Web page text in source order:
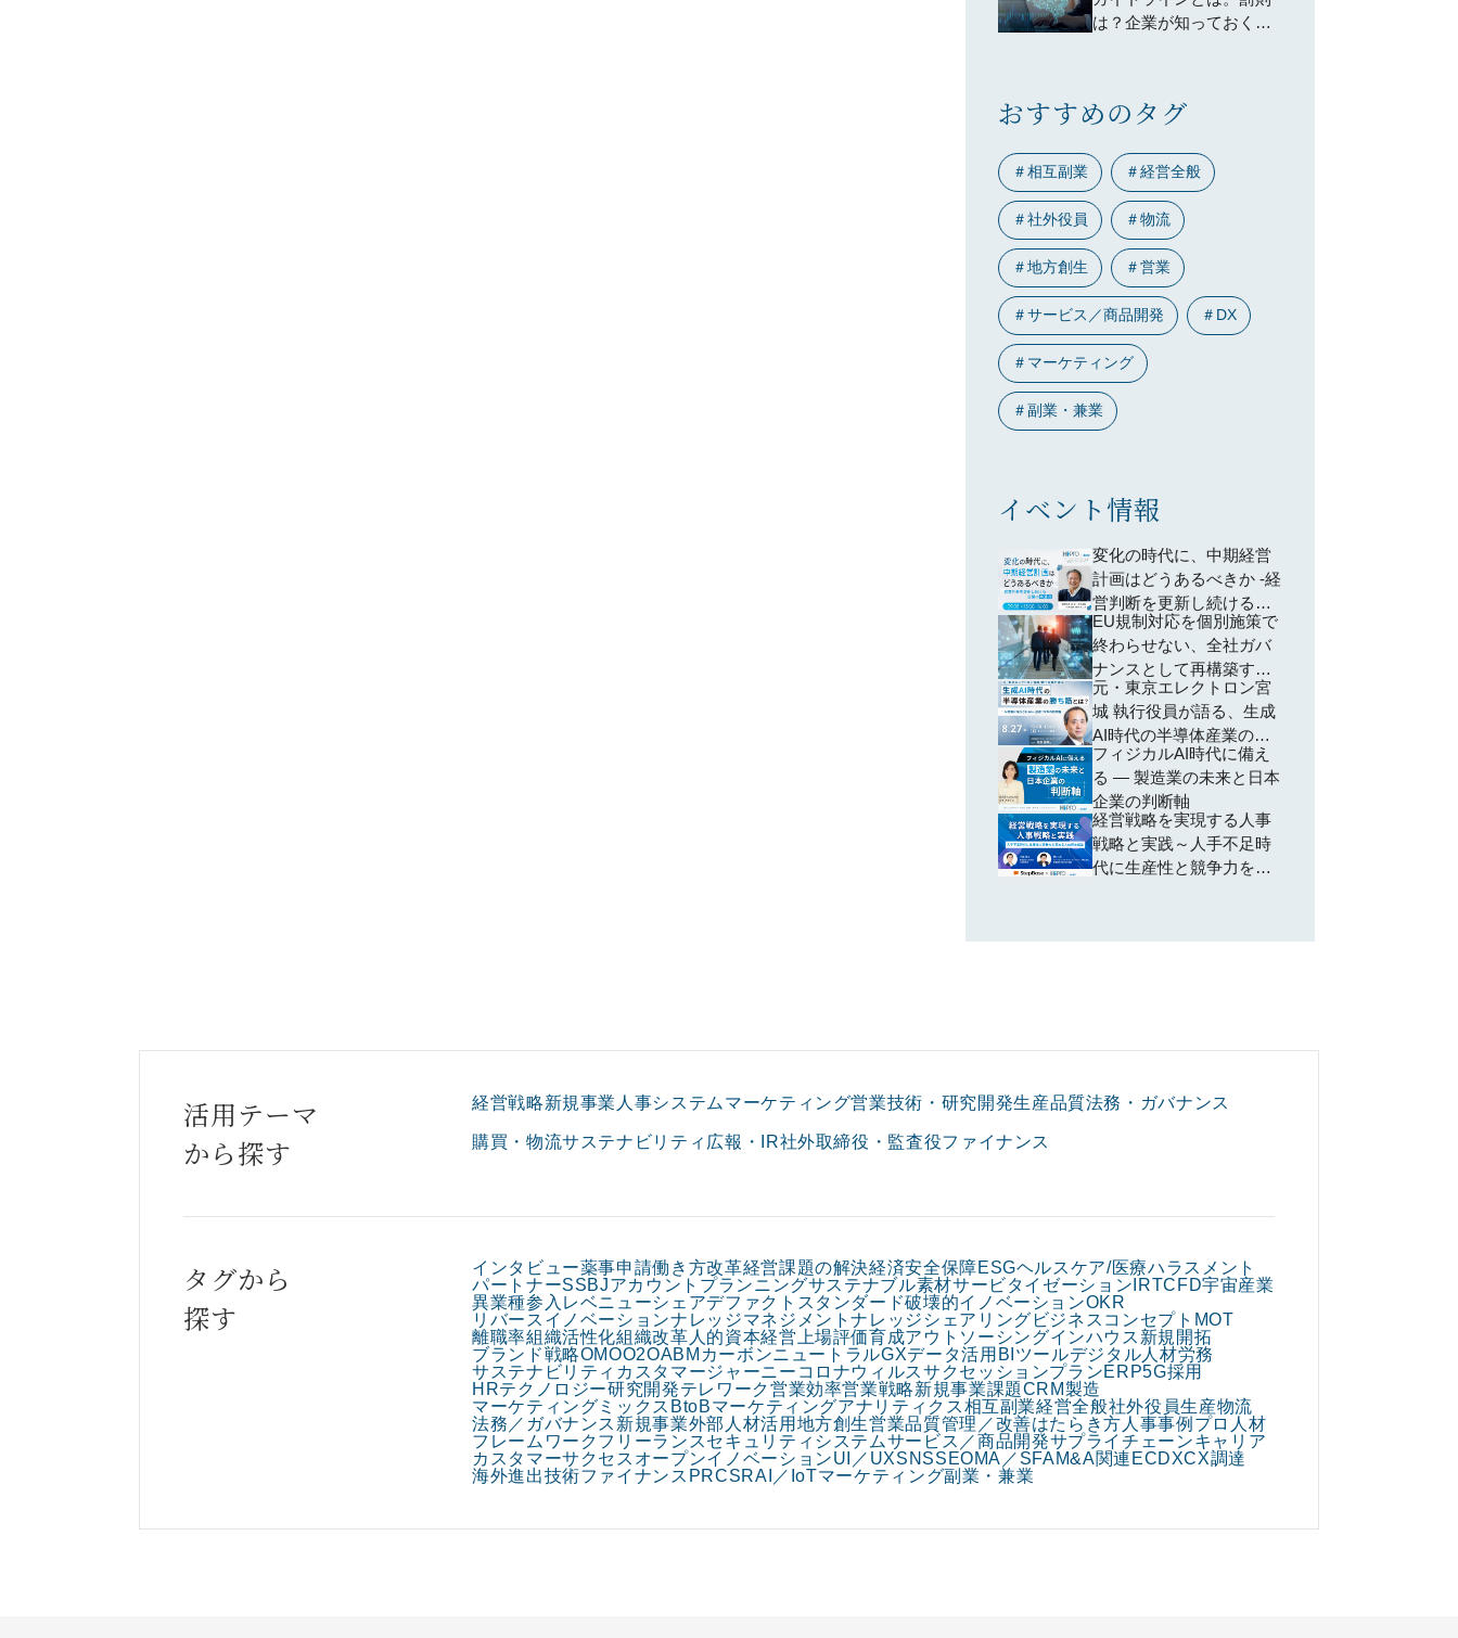
は？企業が知っておくべ
おすすめのタグ
＃相互副業 ＃経営全般
＃社外役員 ＃物流
＃地方創生 ＃営業
＃サービス／商品開発 ＃ DX
＃ マーケティング
＃副業・兼業
イベント情報
変化の時代に、中期経営
計画はどうあるべきか -経
営判断を更新し続ける企
業の共通点-
EU規制対応を個別施策で
終わらせない、全社ガバ
ナンスとして再構築する
方法 ―個別対応から脱却
し、規制横断で共通領域
を再編するための全社設
計―
元・東京エレクトロン宮
城 執行役員が語る、生成
AI時代の半導体産業の勝
ち筋とは？ ~AI特需に踊
らされない、投資・SCM
の判断軸~
フィジカルAI時代に備え
る ― 製造業の未来と日本
企業の判断軸
経営戦略を実現する人事
戦略と実践～人手不足時
代に生産性と競争力を高
活用テーマ
から探す
経営戦略新規事業 人事システム マーケティング営業技術・研究開発生産品質法務・ガバナンス
購買・物流サステナビリティ 広報・IR社外取締役・監査役ファイナンス
タグから
探す
インタビュー薬事申請働き方改革経営課題の解決経済安全保障ESGヘルスケア/医療ハラスメント
パートナーSSBJアカウントプランニングサステナブル素材サービタイゼーション IRTCFD宇宙産業
異業種参入 レベニューシェアデファクトスタンダード破壊的イノベーションOKR
リバースイノベーションナレッジマネジメントナレッジシェアリング ビジネスコンセプト MOT
離職率組織活性化組織改革 人的資本経営 上場評価育成アウトソーシングインハウス 新規開拓
ブランド戦略OMOO2OABM カーボンニュートラルGXデータ活用 BIツールデジタル人材労務
サステナビリティ カスタマージャーニー コロナウィルスサクセッションプランERP5G採用
HRテクノロジー研究開発テレワーク営業効率営業戦略新規事業課題CRM製造
マーケティングミックス BtoBマーケティングアナリティクス相互副業経営全般社外役員生産物流
法務／ガバナンス 新規事業外部人材活用 地方創生営業品質管理／改善はたらき方 人事事例 プロ人材
フレームワークフリーランスセキュリティ システムサービス／商品開発サプライチェーンキャリア
カスタマーサクセス オープンイノベーションUI／UXSNSSEOMA／SFAM&A関連 ECDXCX調達
海外進出技術ファイナンス PRCSRAI／IoTマーケティング副業・兼業